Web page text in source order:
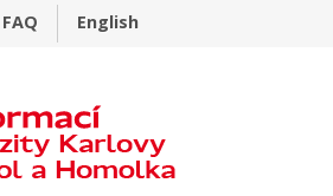
FAQ English